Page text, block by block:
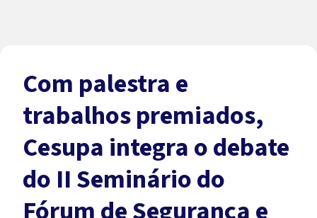
Com palestra e
trabalhos premiados,
Cesupa integra o debate
do II Seminário do